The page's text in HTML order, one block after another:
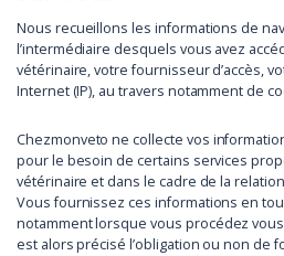
Nous recueillons les informations de
l’intermédiaire desquels vous avez
vétérinaire, votre fournisseur d’accès,
Internet (IP), au travers notamment de
Chezmonveto ne collecte vos
pour le besoin de certains services
vétérinaire et dans le cadre de la
Vous fournissez ces informations en
notamment lorsque vous procédez
est alors précisé l’obligation ou non de